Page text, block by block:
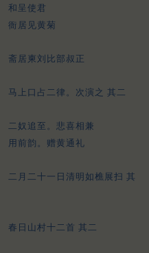
和呈使君
衙居见黄菊
斋居柬刘比部叔正
马上口占二律。次演之 其二
二奴追至。悲喜相兼
用前韵。赠黄通礼
二月二十一日清明如樵展扫 其
春日山村十二首 其二